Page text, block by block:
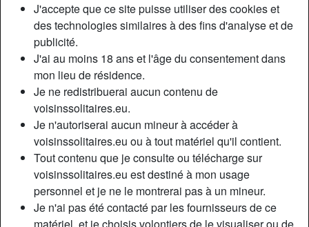
J'accepte que ce site puisse utiliser des cookies et
des technologies similaires à des fins d'analyse et de
publicité.
J'ai au moins 18 ans et l'âge du consentement dans
mon lieu de résidence.
Je ne redistribuerai aucun contenu de
voisinssolitaires.eu.
Je n'autoriserai aucun mineur à accéder à
voisinssolitaires.eu ou à tout matériel qu'il contient.
Tout contenu que je consulte ou télécharge sur
voisinssolitaires.eu est destiné à mon usage
personnel et je ne le montrerai pas à un mineur.
Je n'ai pas été contacté par les fournisseurs de ce
Nickname:
GisBelle
Âge:
38
Pays:
France
Département:
Seine-Maritime
Sexe:
Femme
Sexualité:
Hétéro